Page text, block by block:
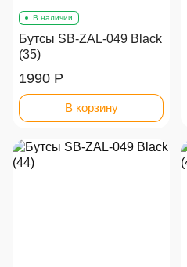
В наличии
Бутсы SB-ZAL-049 Black
(35)
1990 Р
В корзину